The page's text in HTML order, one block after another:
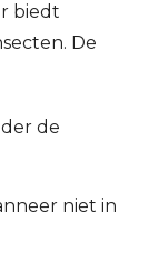
biedt
De
de
niet in